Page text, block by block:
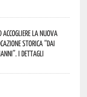
accogliere la nuova
storica “Dai
I dettagli